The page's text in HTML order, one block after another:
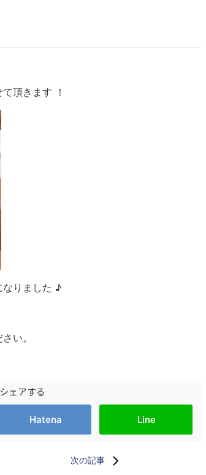
頂きます ！
なりました ♪
い。
ェアする
Hatena Line
次の記事